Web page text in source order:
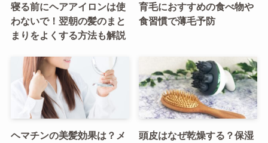
寝る前にヘアアイロンは使
わないで！翌朝の髪のまと
まりをよくする方法も解説
育毛におすすめの食べ物や
食習慣で薄毛予防
ヘマチンの美髪効果は？メ
頭皮はなぜ乾燥する？保湿